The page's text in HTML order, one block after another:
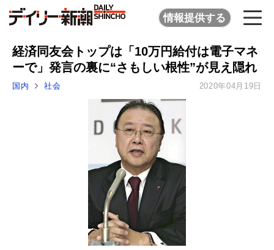
情報提供する
経済同友会トップは「10万円給付は電子マネ
ーで」発言の裏に“さもしい根性”が見え隠れ
国内 社会 2020年04月19日